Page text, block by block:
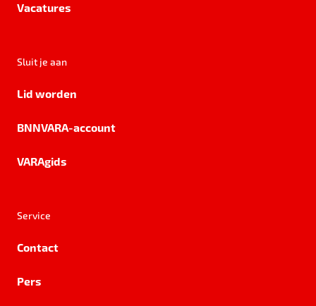
Vacatures
Sluit je aan
Lid worden
BNNVARA-account
VARAgids
Service
Contact
Pers